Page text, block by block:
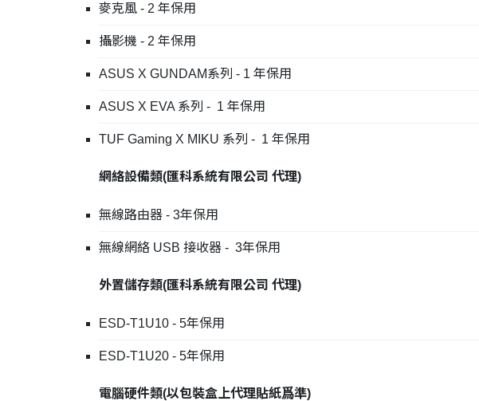
麥克風 - 2 年保用
攝影機 - 2 年保用
ASUS X GUNDAM系列 - 1 年保用
ASUS X EVA 系列 - 1 年保用
TUF Gaming X MIKU 系列 - 1 年保用
網絡設備類(匯科系統有限公司 代理)
無線路由器 - 3年保用
無線網絡 USB 接收器 - 3年保用
外置儲存類(匯科系統有限公司 代理)
ESD-T1U10 - 5年保用
ESD-T1U20 - 5年保用
電腦硬件類(以包裝盒上代理貼紙爲準)